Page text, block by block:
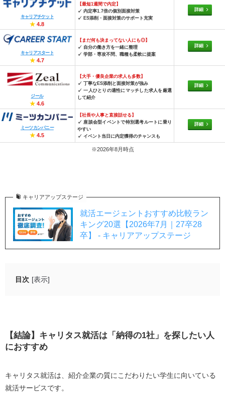
キャリアチケット
★ 4.8
【最短1週間で内定】
✓ 内定率1.7倍の個別面接対策
✓ ES添削・面接対策のサポート充実
詳細
キャリアスタート
★ 4.7
【まだ何も決まってない人にも◎】
✓ 自分の働き方を一緒に整理
✓ 学部・専攻不問、職種も柔軟に提案
詳細
ジール
★ 4.6
【大手・優良企業の求人も多数】
✓ 丁寧なES添削と面接対策が強み
✓ 一人ひとりの適性にマッチした求人を厳選
して紹介
詳細
ミーツカンパニー
★ 4.5
【社長や人事と直接話せる】
✓ 座談会型イベントで特別選考ルートに乗り
やすい
✓ イベント当日に内定獲得のチャンスも
詳細
※2026年8月時点
キャリアアップステージ
就活エージェントおすすめ比較ラン
キング20選【2026年7月｜27卒28
卒】 - キャリアアップステージ
目次 [表示]
併用がおすすめ
キャリタス就活の良い評判・口コミ5選
日経連携のコンテンツが、企業分析や志望動機作成
【結論】キャリタス就活は「納得の1社」を探したい人
におすすめ
キャリタス就活は、紹介企業の質にこだわりたい学生に向いている
就活サービスです。